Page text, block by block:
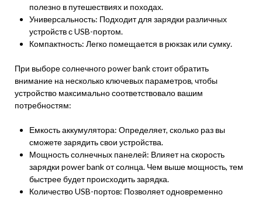
полезно в путешествиях и походах.
Универсальность: Подходит для зарядки различных
устройств с USB-портом.
Компактность: Легко помещается в рюкзак или сумку.
При выборе солнечного power bank стоит обратить
внимание на несколько ключевых параметров, чтобы
устройство максимально соответствовало вашим
потребностям:
Емкость аккумулятора: Определяет, сколько раз вы
сможете зарядить свои устройства.
Мощность солнечных панелей: Влияет на скорость
зарядки power bank от солнца. Чем выше мощность, тем
быстрее будет происходить зарядка.
Количество USB-портов: Позволяет одновременно